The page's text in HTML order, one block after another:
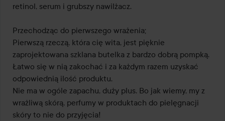
retinol, serum i grubszy nawilżacz.
Przechodząc do pierwszego wrażenia;
Pierwszą rzeczą, która cię wita, jest pięknie
zaprojektowana szklana butelka z bardzo dobrą pompką.
Łatwo się w nią zakochać i za każdym razem uzyskać
odpowiednią ilość produktu.
Nie ma w ogóle zapachu, duży plus. Bo jak wiemy, my z
wrażliwą skórą, perfumy w produktach do pielęgnacji
skóry to nie do przyjęcia!